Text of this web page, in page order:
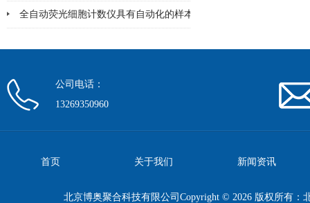
全自动荧光细胞计数仪具有自动化的样本处理和图像分析系统
公司电话：
13269350960
首页 关于我们 新闻资讯
北京博奥聚合科技有限公司Copyright © 2026 版权所有